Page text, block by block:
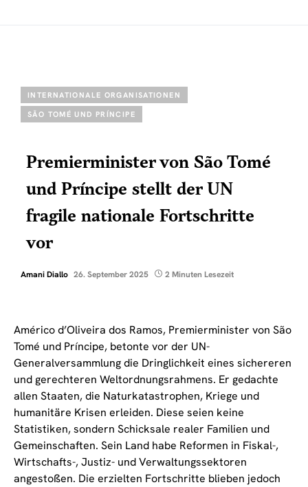
INTERNATIONALE ORGANISATIONEN
SÃO TOMÉ UND PRÍNCIPE
Premierminister von São Tomé
und Príncipe stellt der UN
fragile nationale Fortschritte
vor
Amani Diallo 26. September 2025 2 Minuten Lesezeit
Américo d’Oliveira dos Ramos, Premierminister von São
Tomé und Príncipe, betonte vor der UN-
Generalversammlung die Dringlichkeit eines sichereren
und gerechteren Weltordnungsrahmens. Er gedachte
allen Staaten, die Naturkatastrophen, Kriege und
humanitäre Krisen erleiden. Diese seien keine
Statistiken, sondern Schicksale realer Familien und
Gemeinschaften. Sein Land habe Reformen in Fiskal-,
Wirtschafts-, Justiz- und Verwaltungssektoren
angestoßen. Die erzielten Fortschritte blieben jedoch